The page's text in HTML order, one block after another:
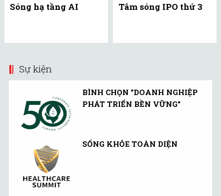
Sóng hạ tầng AI Tâm sóng IPO thứ 3
Sự kiện
BÌNH CHỌN "DOANH NGHIỆP
PHÁT TRIỂN BỀN VỮNG"
SỐNG KHỎE TOÀN DIỆN